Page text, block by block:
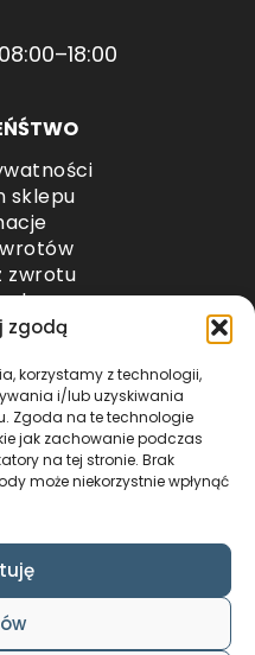
zgodą
korzystamy z technologii,
i/lub uzyskiwania
Zgoda na te technologie
jak zachowanie podczas
na tej stronie. Brak
może niekorzystnie wpłynąć
sklepu
zwrotu
umowy
przesyłki paletowe
ŁUKASZ
RESERVED